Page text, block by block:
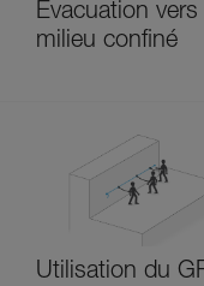
Évacuation
milieu confiné
Utilisation du